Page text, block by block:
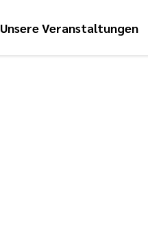
Unsere Veranstaltungen